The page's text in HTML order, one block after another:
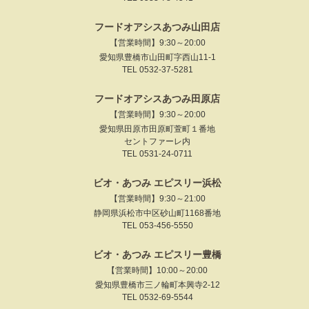
フードオアシスあつみ山田店
【営業時間】9:30～20:00
愛知県豊橋市山田町字西山11-1
TEL 0532-37-5281
フードオアシスあつみ田原店
【営業時間】9:30～20:00
愛知県田原市田原町萱町１番地
セントファーレ内
TEL 0531-24-0711
ビオ・あつみ エピスリー浜松
【営業時間】9:30～21:00
静岡県浜松市中区砂山町1168番地
TEL 053-456-5550
ビオ・あつみ エピスリー豊橋
【営業時間】10:00～20:00
愛知県豊橋市三ノ輪町本興寺2-12
TEL 0532-69-5544